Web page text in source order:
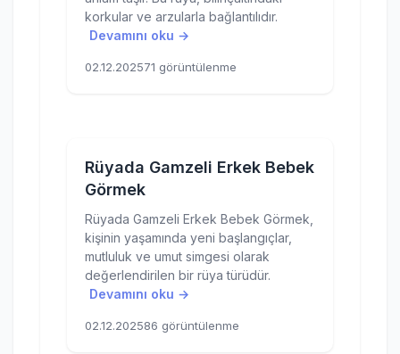
korkular ve arzularla bağlantılıdır.
Devamını oku →
02.12.202571 görüntülenme
Rüyada Gamzeli Erkek Bebek
Görmek
Rüyada Gamzeli Erkek Bebek Görmek,
kişinin yaşamında yeni başlangıçlar,
mutluluk ve umut simgesi olarak
değerlendirilen bir rüya türüdür.
Devamını oku →
02.12.202586 görüntülenme